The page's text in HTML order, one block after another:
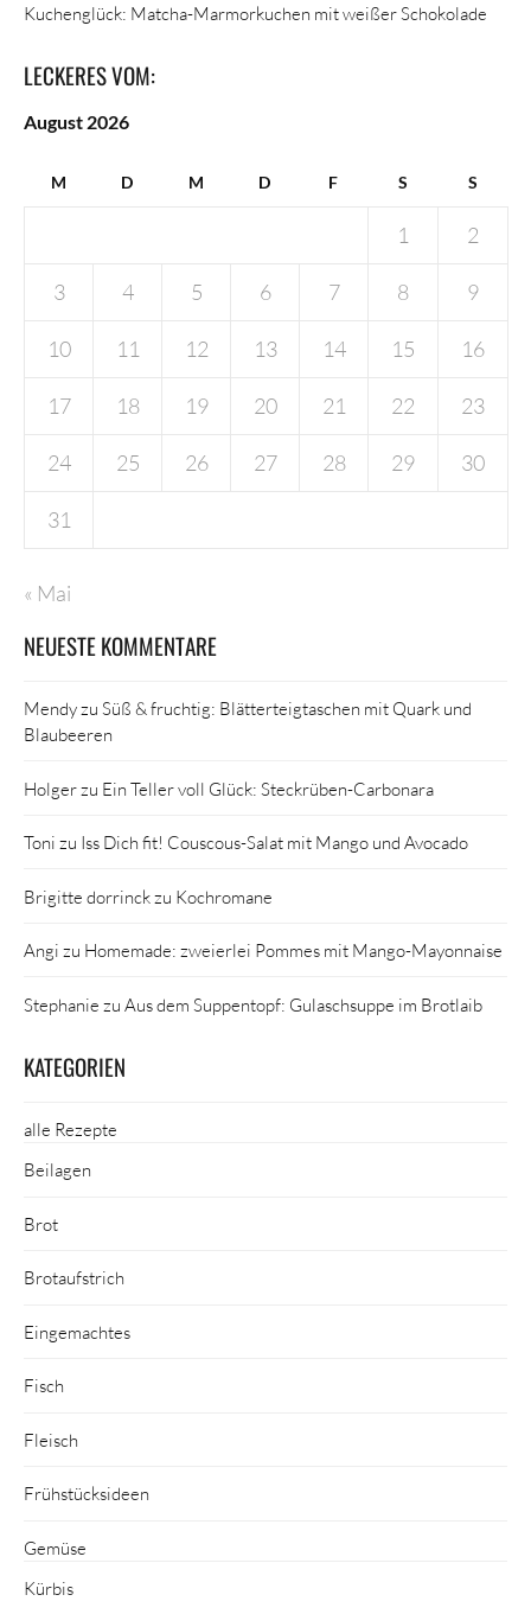
Kuchenglück: Matcha-Marmorkuchen mit weißer Schokolade
LECKERES VOM:
August 2026
M D M D F S S
1 2
3 4 5 6 7 8 9
10 11 12 13 14 15 16
17 18 19 20 21 22 23
24 25 26 27 28 29 30
31
« Mai
NEUESTE KOMMENTARE
Mendyzu Süß & fruchtig: Blätterteigtaschen mit Quark und
Blaubeeren
Holgerzu Ein Teller voll Glück: Steckrüben-Carbonara
Toni zu Iss Dich fit! Couscous-Salat mit Mango und Avocado
Brigitte dorrinckzu Kochromane
Angi zu Homemade: zweierlei Pommes mit Mango-Mayonnaise
Stephanie zu Aus dem Suppentopf: Gulaschsuppe im Brotlaib
KATEGORIEN
alle Rezepte
Beilagen
Brot
Brotaufstrich
Eingemachtes
Fisch
Fleisch
Frühstücksideen
Gemüse
Kürbis